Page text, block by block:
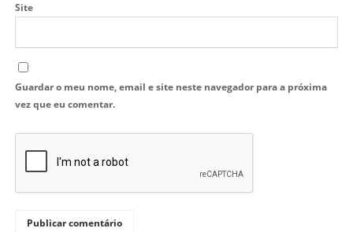
Site
Guardar o meu nome, email e site neste navegador para a próxima
vez que eu comentar.